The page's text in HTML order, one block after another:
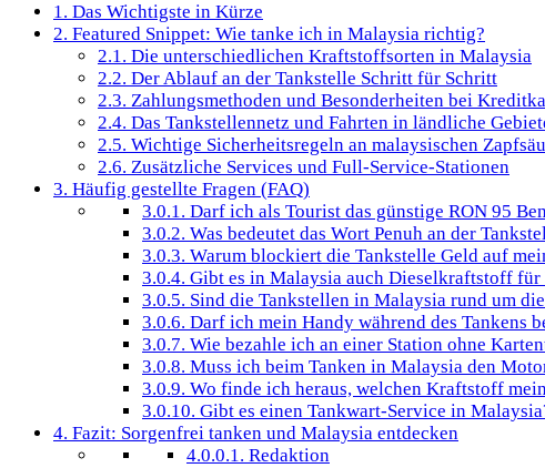
1. Das Wichtigste in Kürze
2. Featured Snippet: Wie tanke ich in Malaysia richtig?
2.1. Die unterschiedlichen Kraftstoffsorten in Malaysia
2.2. Der Ablauf an der Tankstelle Schritt für Schritt
2.3. Zahlungsmethoden und Besonderheiten bei
2.4. Das Tankstellennetz und Fahrten in ländliche
2.5. Wichtige Sicherheitsregeln an malaysischen
2.6. Zusätzliche Services und Full-Service-Stationen
3. Häufig gestellte Fragen (FAQ)
3.0.1. Darf ich als Tourist das günstige RON 95
3.0.2. Was bedeutet das Wort Penuh an der
3.0.3. Warum blockiert die Tankstelle Geld auf
3.0.4. Gibt es in Malaysia auch Dieselkraftstoff für
3.0.5. Sind die Tankstellen in Malaysia rund um
3.0.6. Darf ich mein Handy während des Tankens
3.0.7. Wie bezahle ich an einer Station ohne
3.0.8. Muss ich beim Tanken in Malaysia den
3.0.9. Wo finde ich heraus, welchen Kraftstoff
3.0.10. Gibt es einen Tankwart-Service in
4. Fazit: Sorgenfrei tanken und Malaysia entdecken
4.0.0.1. Redaktion